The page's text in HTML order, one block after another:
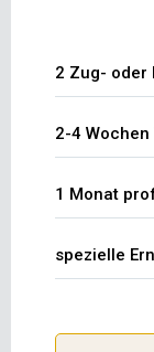
2 Zug- oder
2-4
1 Monat
spezielle